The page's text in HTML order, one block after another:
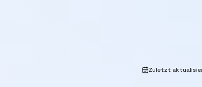
Zuletzt